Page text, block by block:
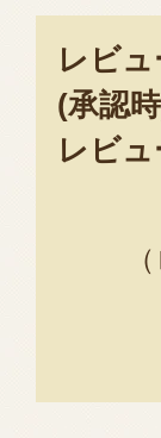
レビュ
(承認
レビ